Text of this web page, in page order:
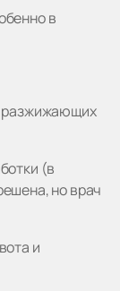
в
разжижающих
(в
но врач
и